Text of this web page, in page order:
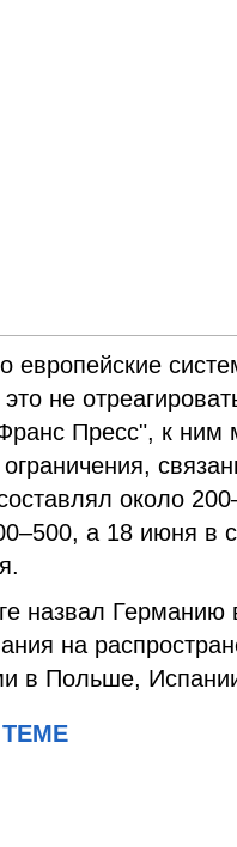
европейские
не
Пресс", к ним
около
а 18 июня в
назвал Германию
на
в Польше,